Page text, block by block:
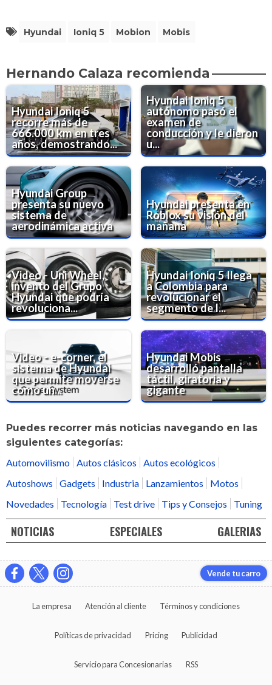
Hyundai Ioniq 5 Mobion Mobis
Hernando Calaza recomienda
Hyundai Ioniq 5
recorre más de
666.000 km en tres
años, demostrando...
Hyundai Ioniq 5
autónomo pasó el
examen de
conducción y le dieron
u...
Hyundai Group
presenta su nuevo
sistema de
aerodinámica activa
Hyundai presenta en
Roblox su visión del
mañana
Video - Uni Wheel,
invento del Grupo
Hyundai que podría
revoluciona...
Hyundai Ioniq 5 llega
a Colombia para
revolucionar el
segmento de l...
Video - e-corner, el
sistema de Hyundai
que permite moverse
como un...
Hyundai Mobis
desarrolló pantalla
táctil, giratoria y
gigante
Puedes recorrer más noticias navegando en las
siguientes categorías:
Automovilismo Autos clásicos
Autos ecológicos
Autoshows
Gadgets Industria Lanzamientos
Motos
Novedades
Tecnología Test drive Tips y Consejos Tuning
NOTICIAS ESPECIALES GALERIAS
Vende tu carro
La empresa Atención al cliente Términos y condiciones
Políticas de privacidad Pricing Publicidad
Servicio para Concesionarias RSS